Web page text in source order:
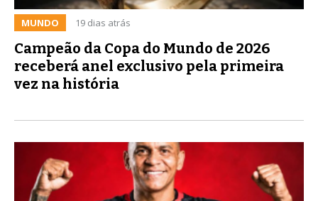
MUNDO 19 dias atrás
Campeão da Copa do Mundo de 2026
receberá anel exclusivo pela primeira
vez na história